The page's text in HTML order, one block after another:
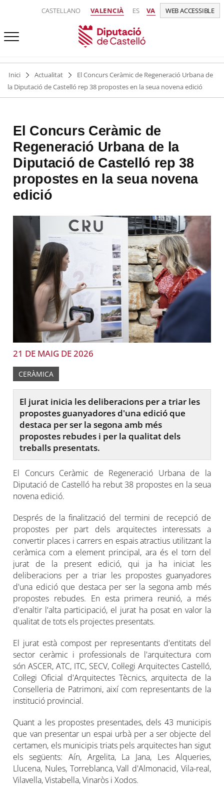
CASTELLANO VALENCIÀ ES VA WEB ACCESSIBLE
Inici Actualitat
El Concurs Ceràmic de Regeneració Urbana de
la Diputació de Castelló rep 38 propostes en la seua novena edició
El Concurs Ceràmic de
Regeneració Urbana de la
Diputació de Castelló rep 38
propostes en la seua novena
edició
21 DE MAIG DE 2026
CERÀMICA
El jurat inicia les deliberacions per a triar les
propostes guanyadores d'una edició que
destaca per ser la segona amb més
propostes rebudes i per la qualitat dels
treballs presentats.
El Concurs Ceràmic de Regeneració Urbana de la
Diputació de Castelló ha rebut 38 propostes en la seua
novena edició.
Després de la finalització del termini de recepció de
propostes per part dels arquitectes interessats a
convertir places i carrers en espais atractius utilitzant la
ceràmica com a element principal, ara és el torn del
jurat de la present edició, qui ja ha iniciat les
deliberacions per a triar les propostes guanyadores
d'una edició que destaca per ser la segona amb més
propostes rebudes. En esta primera reunió, a més
d'enaltir l'alta participació, el jurat ha posat en valor la
qualitat de tots els projectes presentats.
El jurat està compost per representants d'entitats del
sector ceràmic i professionals de l'arquitectura com
són ASCER, ATC, ITC, SECV, Col·legi Arquitectes Castelló,
Col·legi Oficial d'Arquitectes Tècnics, arquitecta de la
Conselleria de Patrimoni, així com representants de la
institució provincial.
Quant a les propostes presentades, dels 43 municipis
que van presentar un espai urbà per a ser objecte del
certamen, els municipis triats pels arquitectes han sigut
els següents: Aín, Argelita, La Jana, Les Alqueries,
Llucena, Nules, Torreblanca, Vall d'Almonacid, Vila-real,
Vilavella, Vistabella, Vinaròs i Xodos.